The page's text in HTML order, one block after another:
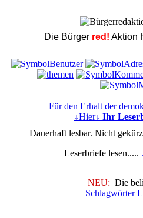
Die Bürger red! Aktion
Für den Erhalt der
↓Hier↓ Ihr
Dauerhaft lesbar. Nicht
Leserbriefe lesen.....
NEU: Die
Schlagwörter